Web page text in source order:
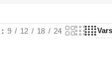
9 12 18 24